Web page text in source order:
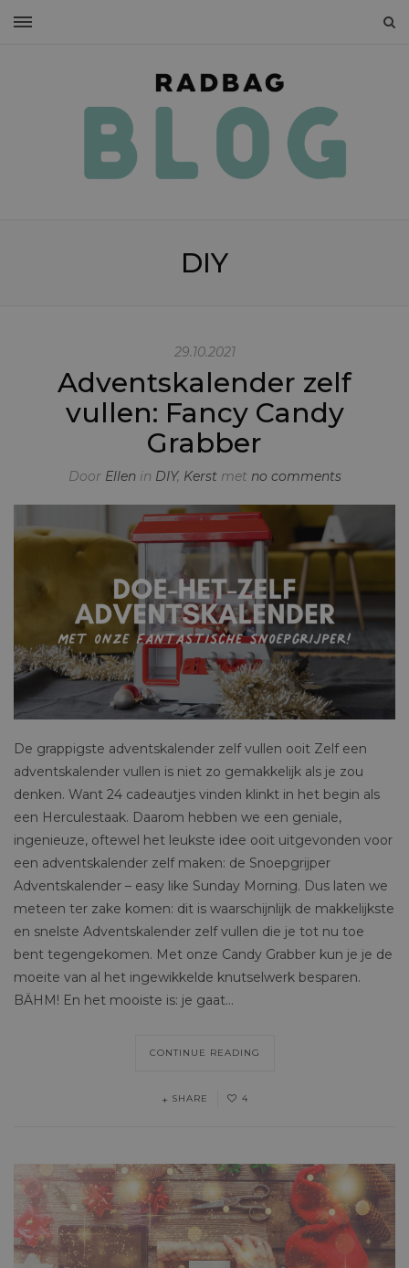
DIY
29.10.2021
Adventskalender zelf
vullen: Fancy Candy
Grabber
Door Ellenin DIY, Kerstmet no comments
De grappigste adventskalender zelf vullen ooit Zelf een
adventskalender vullen is niet zo gemakkelijk als je zou
denken. Want 24 cadeautjes vinden klinkt in het begin als
een Herculestaak. Daarom hebben we een geniale,
ingenieuze, oftewel het leukste idee ooit uitgevonden voor
een adventskalender zelf maken: de Snoepgrijper
Adventskalender – easy like Sunday Morning. Dus laten we
meteen ter zake komen: dit is waarschijnlijk de makkelijkste
en snelste Adventskalender zelf vullen die je tot nu toe
bent tegengekomen. Met onze Candy Grabber kun je je de
moeite van al het ingewikkelde knutselwerk besparen.
BÄHM! En het mooiste is: je gaat…
CONTINUE READING
SHARE 4